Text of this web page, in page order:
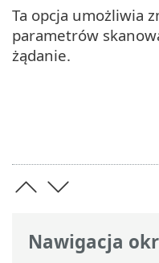
Nawigacja
Ta opcja umożliwia
parametrów
żądanie.